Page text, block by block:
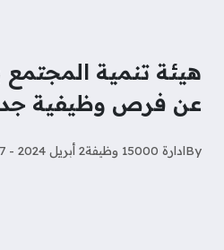
هيئة تنمية المجتمع
عن فرص وظيفية
Byادارة 15000 وظيفة 2 أبريل 2024 - 12:17ص